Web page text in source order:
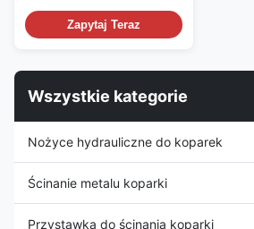
szybkozłącze koparki (1)
Zintegrowana konstrukcja
mechaniczna ze stali
wytrzymałości i konstrukcji jest
trwała i odpowiednia do
wymagań montażowych
koparek o różnym tonażu. (2)
Przełączniki ...
Zapytaj Teraz
Wszystkie kategorie
Nożyce hydrauliczne do koparek
Ścinanie metalu koparki
Przystawka do ścinania koparki